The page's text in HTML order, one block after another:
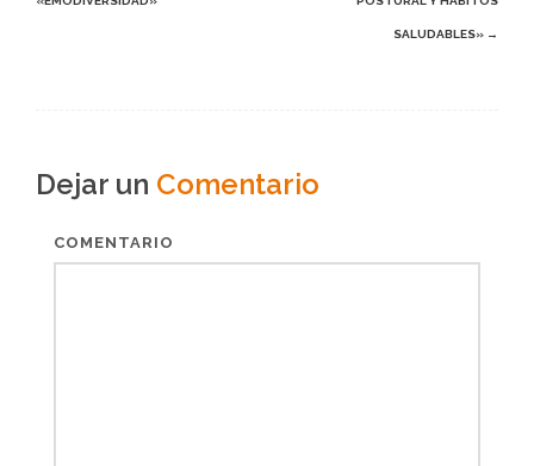
navigation
SALUDABLES» →
Dejar un Comentario
COMENTARIO